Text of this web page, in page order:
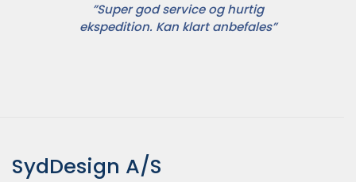
”Super god service og hurtig
ekspedition. Kan klart anbefales”
SydDesign A/S